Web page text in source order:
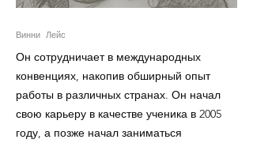
Винни Лейс
Он сотрудничает в международных
конвенциях, накопив обширный опыт
работы в различных странах. Он начал
свою карьеру в качестве ученика в 2005
году, а позже начал заниматься